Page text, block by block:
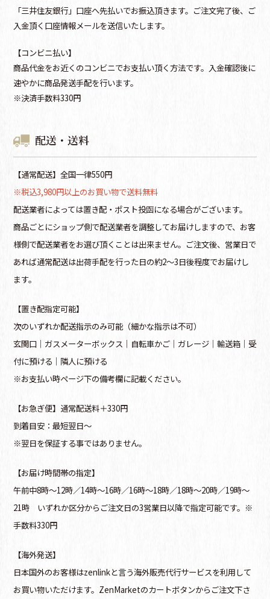
「三井住友銀行」口座へ先払いでお振込頂きます。ご注文完了後、ご
入金頂く口座情報メールを送信いたします。
【コンビニ払い】
商品代金をお近くのコンビニでお支払い頂く方法です。入金確認後に
速やかに商品発送手配を行います。
※決済手数料330円
配送・送料
【通常配送】全国一律550円
※税込3,980円以上のお買い物で送料無料
配送業者によっては置き配・ポスト投函になる場合がございます。
商品ごとにショップ側で配送業者を調整してお届けしますので、お客
様側で配送業者をお選び頂くことは出来ません。ご注文後、営業日で
あれば通常配送は出荷手配を行った日の約2～3日後程度でお届けし
ます。
【置き配指定可能】
次のいずれか配送指示のみ可能（細かな指示は不可）
玄関口│ガスメーターボックス│自転車かご│ガレージ│輸送箱│受
付に預ける│隣人に預ける
※お支払い時ページ下の備考欄に記載ください。
【お急ぎ便】通常配送料＋330円
到着目安：最短翌日～
※翌日を保証する事ではありません。
【お届け時間帯の指定】
午前中8時～12時／14時～16時／16時～18時／18時～20時／19時～
21時 いずれか区分からご注文日の3営業日以降で指定可能です。※
手数料330円
【海外発送】
日本国外のお客様はzenlinkと言う海外販売代行サービスを利用して
お買い物いただけます。ZenMarketのカートボタンからご注文下さ